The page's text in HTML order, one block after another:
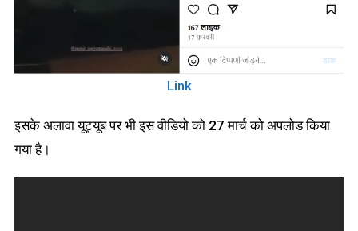
Link
इसके अलावा यूट्यूब पर भी इस वीडियो को 27 मार्च को अपलोड किया
गया है।